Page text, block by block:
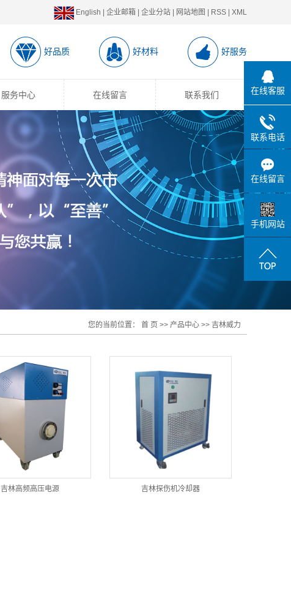
English 企业邮箱 企业分站 网站地图 RSS XML
好品质 好材料 好服务
服务中心 在线留言 联系我们
您的当前位置： 首 页 >> 产品中心 >> 吉林威力
吉林高频高压电源 吉林探伤机冷却器
在线客服
联系电话
在线留言
手机网站